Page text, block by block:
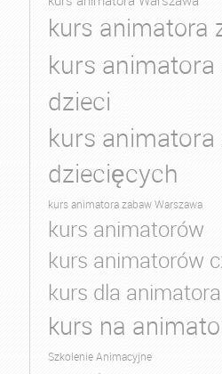
kurs animatora
kurs animatora
dzieci
kurs animatora
dziecięcych
kurs animatora zabaw Warszawa
kurs animatorów
kurs animatorów
kurs dla animatora
kurs na
Szkolenie Animacyjne